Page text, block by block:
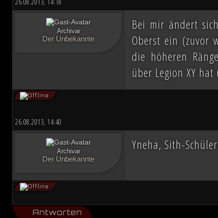
Archivar
Der Unbekannte
Bei mir ändert
Oberst ein (zuvor
die höheren
über Legion XY
26.08.2013, 14:40
Archivar
Der Unbekannte
Yneha, Sith-
Antworten